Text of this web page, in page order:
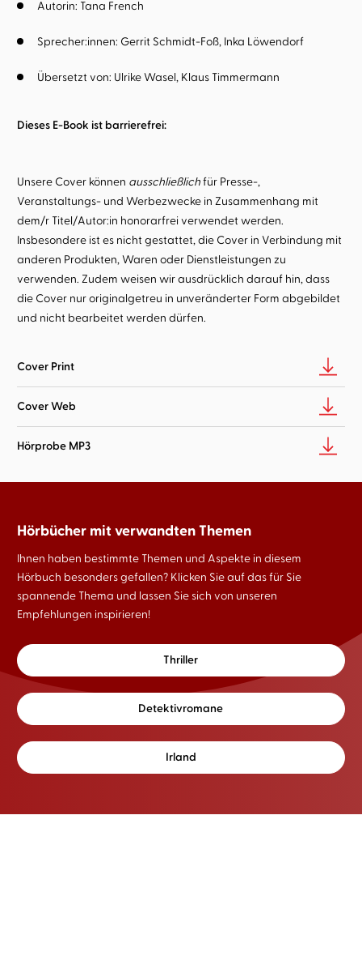
Übersetzt von: Ulrike Wasel Klaus Timmermann
Autorin: Tana French
Sprecher:innen: Gerrit Schmidt-Foß Inka Löwendorf
Dieses E-Book ist barrierefrei:
Unsere Cover können ausschließlichfür Presse-,
Veranstaltungs- und Werbezwecke in Zusammenhang mit
dem/r Titel/Autor:in honorarfrei verwendet werden.
Insbesondere ist es nicht gestattet, die Cover in Verbindung mit
anderen Produkten, Waren oder Dienstleistungen zu
verwenden. Zudem weisen wir ausdrücklich darauf hin, dass
die Cover nur originalgetreu in unveränderter Form abgebildet
und nicht bearbeitet werden dürfen.
Cover Print
Cover Web
Hörprobe MP3
Hörbücher mit verwandten Themen
Ihnen haben bestimmte Themen und Aspekte in diesem
Hörbuch besonders gefallen? Klicken Sie auf das für Sie
spannende Thema und lassen Sie sich von unseren
Empfehlungen inspirieren!
Thriller
Detektivromane
Irland